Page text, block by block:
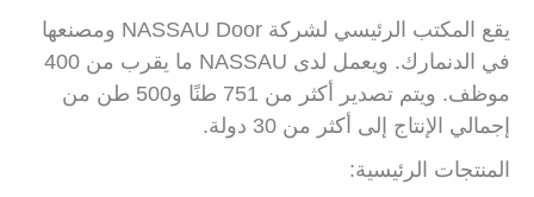
يقع المكتب الرئيسي لشركة NASSAU Door ومصنعها
في الدنمارك. ويعمل لدى NASSAU ما يقرب من 400
موظف. ويتم تصدير أكثر من 751 طنًا و500 طن من
إجمالي الإنتاج إلى أكثر من 30 دولة.
المنتجات الرئيسية: